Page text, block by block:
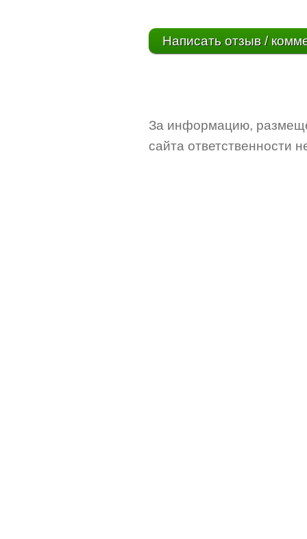
Написать отзыв /
За информацию,
сайта ответственности